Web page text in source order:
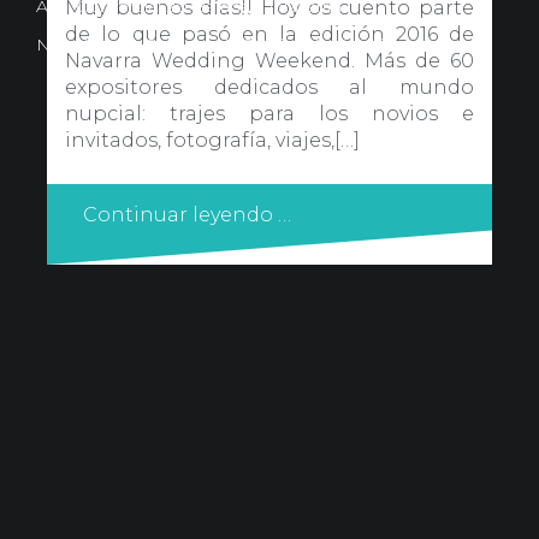
Muy buenos días!! Hoy os cuento parte
de lo que pasó en la edición 2016 de
Navarra Wedding Weekend. Más de 60
expositores dedicados al mundo
nupcial: trajes para los novios e
invitados, fotografía, viajes,[…]
Continuar leyendo …
Avd. Comercial 20 Barañain (Navarra)
Nota Legal
·Privacidad· Política de Cookies